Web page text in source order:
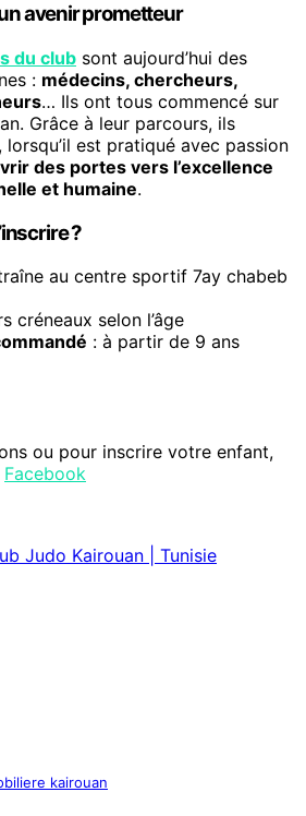
avenir prometteur
du club sont aujourd’hui des
: médecins, chercheurs,
… Ils ont tous commencé sur
Grâce à leur parcours, ils
est pratiqué avec passion
des portes vers l’excellence
et humaine.
?
au centre sportif 7ay chabeb
créneaux selon l’âge
: à partir de 9 ans
ou pour inscrire votre enfant,
Facebook
Judo Kairouan | Tunisie
kairouan